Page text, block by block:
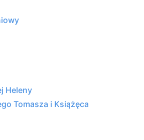
Heleny
Tomasza i Książęca